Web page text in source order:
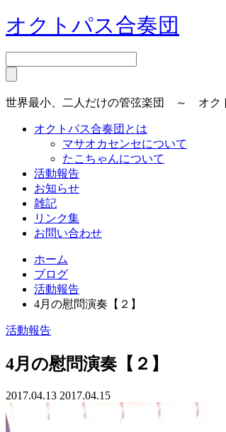
オクトパス合奏団
世界最小、二人だけの管弦楽団 ～ オク
オクトパス合奏団とは
マサオカセンセについて
たこちゃんについて
活動報告
お知らせ
雑記
リンク集
お問い合わせ
ホーム
ブログ
活動報告
4月の慰問演奏【２】
活動報告
4月の慰問演奏【２】
2017.04.13 2017.04.15